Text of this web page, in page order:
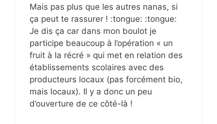
Mais pas plus que les autres nanas, si
ça peut te rassurer ! :tongue: :tongue:
Je dis ça car dans mon boulot je
participe beaucoup à l’opération « un
fruit à la récré » qui met en relation des
établissements scolaires avec des
producteurs locaux (pas forcément bio,
mais locaux). Il y a donc un peu
d’ouverture de ce côté-là !